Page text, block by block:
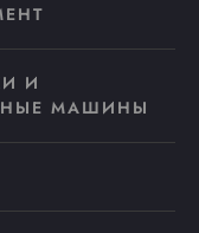
И
МАШИНЫ